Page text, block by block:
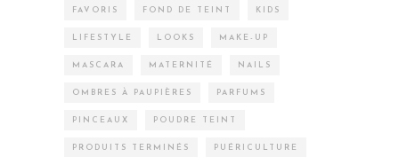
FAVORIS FOND DE TEINT KIDS
LIFESTYLE LOOKS MAKE-UP
MASCARA MATERNITÉ NAILS
OMBRES À PAUPIÈRES PARFUMS
PINCEAUX POUDRE TEINT
PRODUITS TERMINÉS PUÉRICULTURE